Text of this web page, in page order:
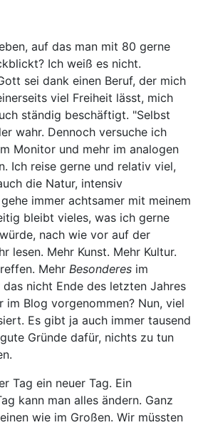
auf das man mit 80 gerne
Ich weiß es nicht.
sei dank einen Beruf, der mich
viel Freiheit lässt, mich
ständig beschäftigt. "Selbst
wahr. Dennoch versuche ich
Monitor und mehr im analogen
Ich reise gerne und relativ viel,
die Natur, intensiv
immer achtsamer mit meinem
bleibt vieles, was ich gerne
nach wie vor auf der
lesen. Mehr Kunst. Mehr Kultur.
Mehr Besonderes im
nicht Ende des letzten Jahres
Blog vorgenommen? Nun, viel
Es gibt ja auch immer tausend
Gründe dafür, nichts zu tun
Tag ein neuer Tag. Ein
kann man alles ändern. Ganz
wie im Großen. Wir müssten